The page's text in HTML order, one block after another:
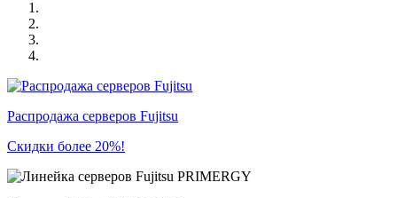
Распродажа серверов Fujitsu
Скидки более 20%!